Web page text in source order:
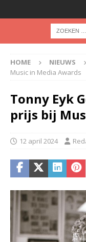
HOME NIEUWS
Music in Media Awards
Tonny Eyk
prijs bij
12 april 2024